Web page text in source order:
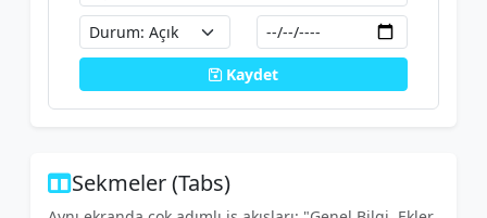
Kaydet
Sekmeler (Tabs)